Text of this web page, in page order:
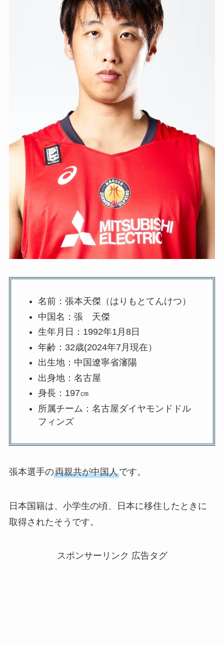
名前：張本天傑（はりもとてんけつ）
中国名：張 天傑
生年月日：1992年1月8日
年齢：32歳(2024年7月現在）
出生地：中国遼寧省瀋陽
出身地：名古屋
身長：197㎝
所属チーム：名古屋ダイヤモンドドル
フィンズ
張本選手の両親共が中国人です。
日本国籍は、小学生の頃、日本に移住したときに
取得されたそうです。
スポンサーリンク 広告タグ